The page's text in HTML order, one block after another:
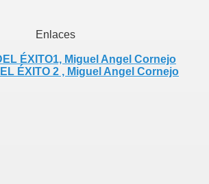
Enlaces
ÉXITO1, Miguel Angel Cornejo
ÉXITO 2 , Miguel Angel Cornejo